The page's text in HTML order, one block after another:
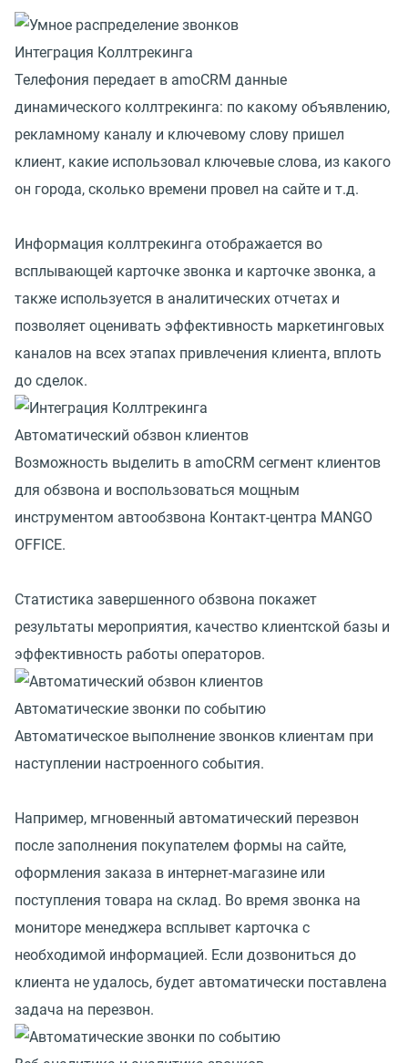
Интеграция Коллтрекинга
Телефония передает в amoCRM данные
динамического коллтрекинга: по какому объявлению,
рекламному каналу и ключевому слову пришел
клиент, какие использовал ключевые слова, из какого
он города, сколько времени провел на сайте и т.д.
Информация коллтрекинга отображается во
всплывающей карточке звонка и карточке звонка, а
также используется в аналитических отчетах и
позволяет оценивать эффективность маркетинговых
каналов на всех этапах привлечения клиента, вплоть
до сделок.
Автоматический обзвон клиентов
Возможность выделить в amoCRM сегмент клиентов
для обзвона и воспользоваться мощным
инструментом автообзвона Контакт-центра MANGO
OFFICE.
Статистика завершенного обзвона покажет
результаты мероприятия, качество клиентской базы и
эффективность работы операторов.
Автоматические звонки по событию
Автоматическое выполнение звонков клиентам при
наступлении настроенного события.
Например, мгновенный автоматический перезвон
после заполнения покупателем формы на сайте,
оформления заказа в интернет-магазине или
поступления товара на склад. Во время звонка на
мониторе менеджера всплывет карточка с
необходимой информацией. Если дозвониться до
клиента не удалось, будет автоматически поставлена
задача на перезвон.